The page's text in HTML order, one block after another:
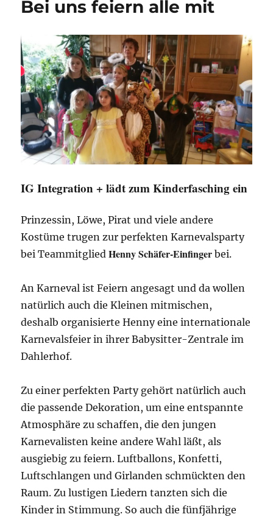
Bei uns feiern alle mit
IG Integration + lädt zum Kinderfasching ein
Prinzessin, Löwe, Pirat und viele andere
Kostüme trugen zur perfekten Karnevalsparty
bei TeammitgliedHenny Schäfer-Einfinger bei.
An Karneval ist Feiern angesagt und da wollen
natürlich auch die Kleinen mitmischen,
deshalb organisierte Henny eine internationale
Karnevalsfeier in ihrer Babysitter-Zentrale im
Dahlerhof.
Zu einer perfekten Party gehört natürlich auch
die passende Dekoration, um eine entspannte
Atmosphäre zu schaffen, die den jungen
Karnevalisten keine andere Wahl läßt, als
ausgiebig zu feiern. Luftballons, Konfetti,
Luftschlangen und Girlanden schmückten den
Raum. Zu lustigen Liedern tanzten sich die
Kinder in Stimmung. So auch die fünfjährige